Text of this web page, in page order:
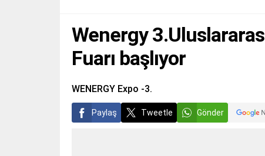
Wenergy
Fuarı başlıyor
WENERGY Expo -3.
Paylaş Tweetle Gönder